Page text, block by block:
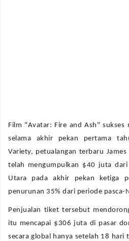
Film "Avatar: Fire and Ash" sukses
selama akhir pekan pertama
Variety, petualangan terbaru
telah mengumpulkan $40 juta
Utara pada akhir pekan ketiga
penurunan 35% dari periode pasca-
Penjualan tiket tersebut
itu mencapai $306 juta di pasar
secara global hanya setelah 18 hari